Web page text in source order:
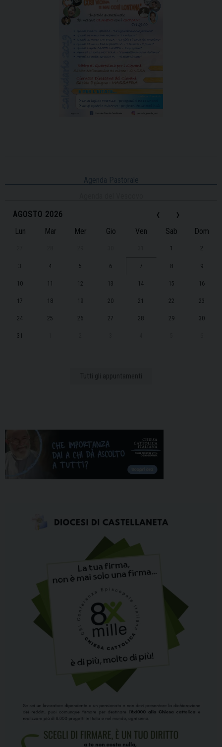
Agenda Pastorale
‹
AGOSTO 2026 ›
Lun Mar Mer Gio Ven Sab Dom
1 2
3 4 5 6 7 8 9
10 11 12 13 14 15 16
17 18 19 20 21 22 23
24 25 26 27 28 29 30
31
Tutti gli appuntamenti